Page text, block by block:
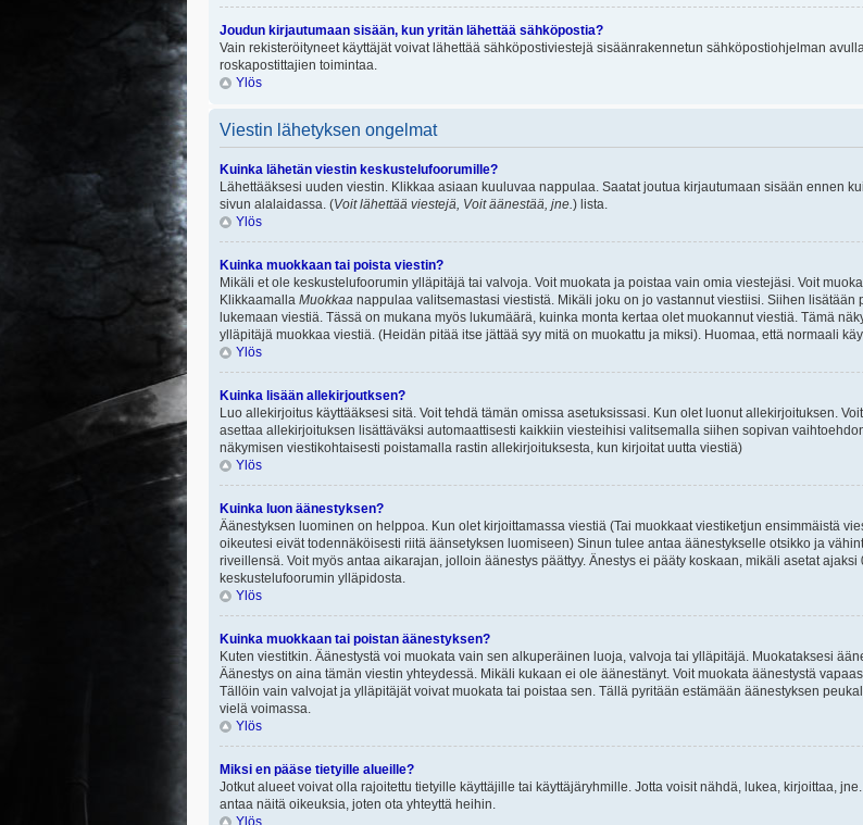
Joudun kirjautumaan sisään, kun yritän lähettää sähköpostia?
Vain rekisteröityneet käyttäjät voivat lähettää sähköpostiviestejä sisäänrakennetun sähköpostiohjelman
roskapostittajien toimintaa.
Ylös
Viestin lähetyksen ongelmat
Kuinka lähetän viestin keskustelufoorumille?
Lähettääksesi uuden viestin. Klikkaa asiaan kuuluvaa nappulaa. Saatat joutua kirjautumaan sisään ennen
sivun alalaidassa. (Voit lähettää viestejä, Voit äänestää, jne.) lista.
Ylös
Kuinka muokkaan tai poista viestin?
Mikäli et ole keskustelufoorumin ylläpitäjä tai valvoja. Voit muokata ja poistaa vain omia viestejäsi. Voit
Klikkaamalla Muokkaa nappulaa valitsemastasi viestistä. Mikäli joku on jo vastannut viestiisi. Siihen
lukemaan viestiä. Tässä on mukana myös lukumäärä, kuinka monta kertaa olet muokannut viestiä. Tämä
ylläpitäjä muokkaa viestiä. (Heidän pitää itse jättää syy mitä on muokattu ja miksi). Huomaa, että normaali
Ylös
Kuinka lisään allekirjoutksen?
Luo allekirjoitus käyttääksesi sitä. Voit tehdä tämän omissa asetuksissasi. Kun olet luonut allekirjoituksen.
asettaa allekirjoituksen lisättäväksi automaattisesti kaikkiin viesteihisi valitsemalla siihen sopivan
näkymisen viestikohtaisesti poistamalla rastin allekirjoituksesta, kun kirjoitat uutta viestiä)
Ylös
Kuinka luon äänestyksen?
Äänestyksen luominen on helppoa. Kun olet kirjoittamassa viestiä (Tai muokkaat viestiketjun ensimmäistä
oikeutesi eivät todennäköisesti riitä äänsetyksen luomiseen) Sinun tulee antaa äänestykselle otsikko ja
riveillensä. Voit myös antaa aikarajan, jolloin äänestys päättyy. Änestys ei pääty koskaan, mikäli asetat
keskustelufoorumin ylläpidosta.
Ylös
Kuinka muokkaan tai poistan äänestyksen?
Kuten viestitkin. Äänestystä voi muokata vain sen alkuperäinen luoja, valvoja tai ylläpitäjä. Muokataksesi
Äänestys on aina tämän viestin yhteydessä. Mikäli kukaan ei ole äänestänyt. Voit muokata äänestystä
Tällöin vain valvojat ja ylläpitäjät voivat muokata tai poistaa sen. Tällä pyritään estämään äänestyksen
vielä voimassa.
Ylös
Miksi en pääse tietyille alueille?
Jotkut alueet voivat olla rajoitettu tietyille käyttäjille tai käyttäjäryhmille. Jotta voisit nähdä, lukea, kirjoittaa,
antaa näitä oikeuksia, joten ota yhteyttä heihin.
Ylös